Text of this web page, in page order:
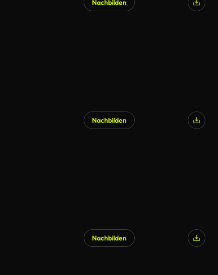
Nachbilden
Nachbilden
Nachbilden